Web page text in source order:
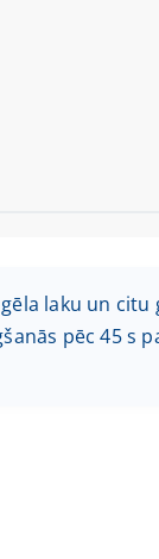
laku un citu
pēc 45 s